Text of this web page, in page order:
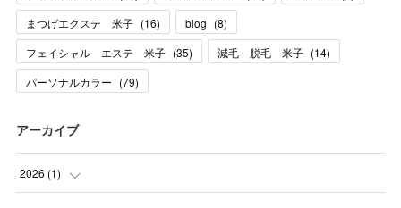
まつげエクステ 米子 (16) blog (8)
フェイシャル エステ 米子 (35) 減毛 脱毛 米子 (14)
パーソナルカラー (79)
アーカイブ
2026 (1)